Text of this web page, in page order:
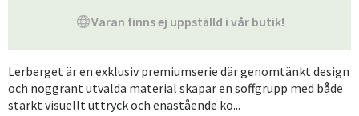
Varan finns ej uppställd i vår butik!
Lerberget är en exklusiv premiumserie där genomtänkt design
och noggrant utvalda material skapar en soffgrupp med både
starkt visuellt uttryck och enastående ko...